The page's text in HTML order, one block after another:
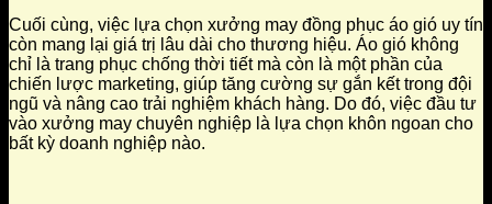
Cuối cùng, việc lựa chọn xưởng may đồng phục áo gió uy tín
còn mang lại giá trị lâu dài cho thương hiệu. Áo gió không
chỉ là trang phục chống thời tiết mà còn là một phần của
chiến lược marketing, giúp tăng cường sự gắn kết trong đội
ngũ và nâng cao trải nghiệm khách hàng. Do đó, việc đầu tư
vào xưởng may chuyên nghiệp là lựa chọn khôn ngoan cho
bất kỳ doanh nghiệp nào.